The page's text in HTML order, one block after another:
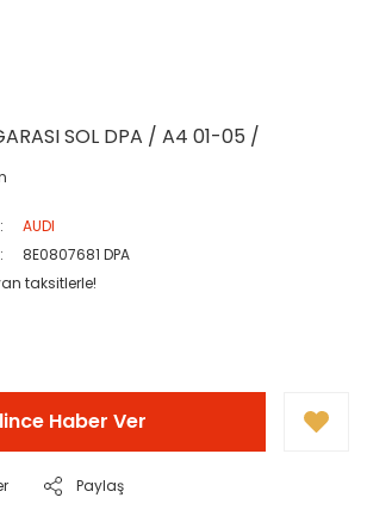
SOL DPA / A4 01-05 /
AUDI
8E0807681 DPA
taksitlerle!
Haber Ver
Paylaş